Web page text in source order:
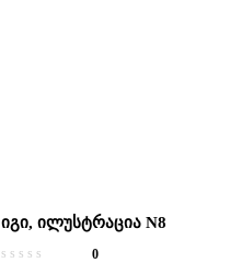
იგი, ილუსტრაცია N8
0